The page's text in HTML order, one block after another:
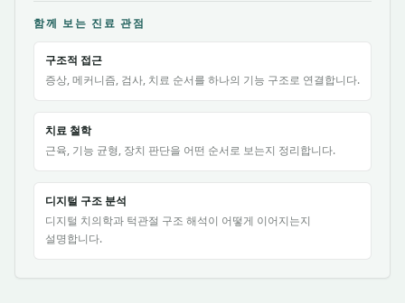
함께 보는 진료 관점
구조적 접근
증상, 메커니즘, 검사, 치료 순서를 하나의 기능 구조로 연결합니다.
치료 철학
근육, 기능 균형, 장치 판단을 어떤 순서로 보는지 정리합니다.
디지털 구조 분석
디지털 치의학과 턱관절 구조 해석이 어떻게 이어지는지
설명합니다.